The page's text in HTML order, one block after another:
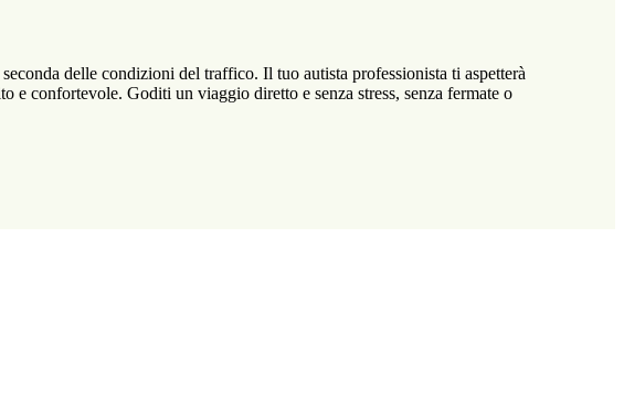
delle condizioni del traffico. Il tuo autista professionista ti aspetterà
confortevole. Goditi un viaggio diretto e senza stress, senza fermate o